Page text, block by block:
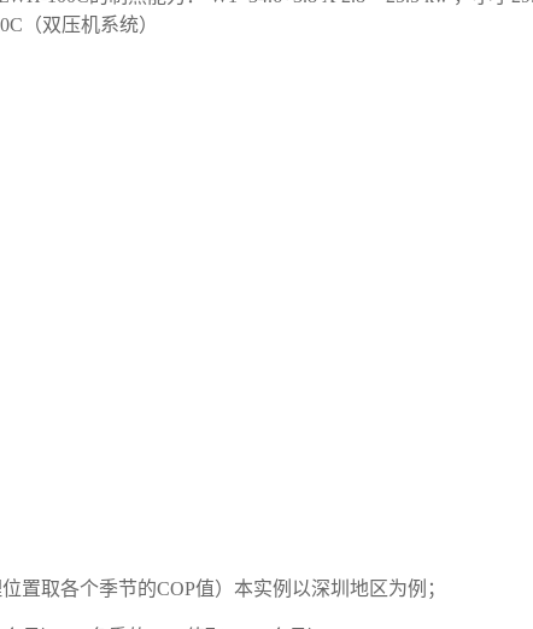
（双压机系统）
置取各个季节的COP值）本实例以深圳地区为例；